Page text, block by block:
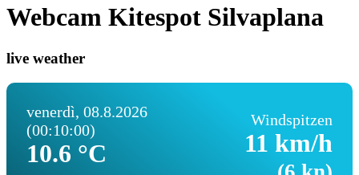
Webcam Kitespot Silvaplana
live weather
venerdì, 08.8.2026
(00:10:00)
10.6 °C
Windspitzen
11 km/h